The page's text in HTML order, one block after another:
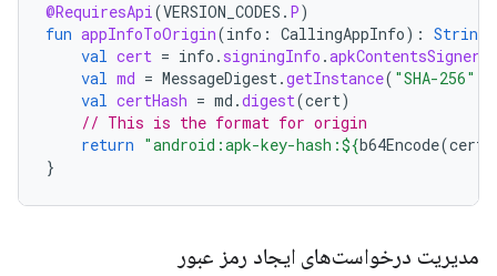
@RequiresApi(VERSION_CODES . P)
fun appInfoToOrigin(info : CallingAppInfo): String
val cert = info . signingInfo .apkContentsSigners
val md = MessageDigest.getInstance( "SHA-256"
val certHash = md .digest(cert)
// This is the format for origin
return "android:apk-key-hash:${b64Encode(
}
مدیریت درخواست‌های ایجاد رمز عبور